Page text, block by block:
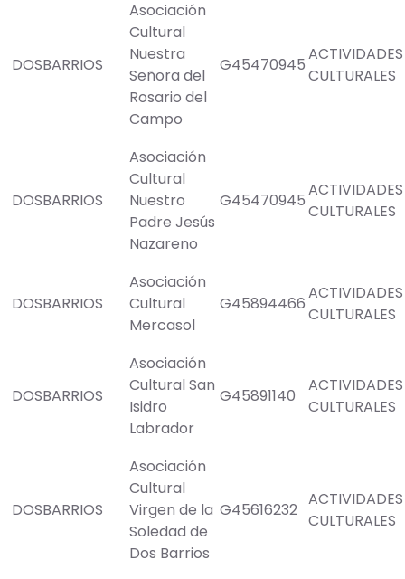
DOSBARRIOS
Asociación
Cultural
Nuestra
Señora del
Rosario del
Campo
G45470945
ACTIVIDADES
CULTURALES
DOSBARRIOS
Asociación
Cultural
Nuestro
Padre Jesús
Nazareno
G45470945
ACTIVIDADES
CULTURALES
DOSBARRIOS
Asociación
Cultural
Mercasol
G45894466
ACTIVIDADES
CULTURALES
DOSBARRIOS
Asociación
Cultural San
Isidro
Labrador
G45891140
ACTIVIDADES
CULTURALES
DOSBARRIOS
Asociación
Cultural
Virgen de la
Soledad de
Dos Barrios
G45616232
ACTIVIDADES
CULTURALES